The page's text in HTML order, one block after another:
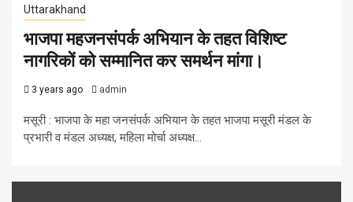
Uttarakhand
भाजपा महजनसंपर्क अभियान के तहत विशिष्ट
नागरिकों को सम्मानित कर समर्थन मांगा।
3 years ago admin
मसूरी : भाजपा के महा जनसंपर्क अभियान के तहत भाजपा मसूरी मंडल के
प्रभारी व मंडल अध्यक्ष, महिला मोर्चा अध्यक्ष...